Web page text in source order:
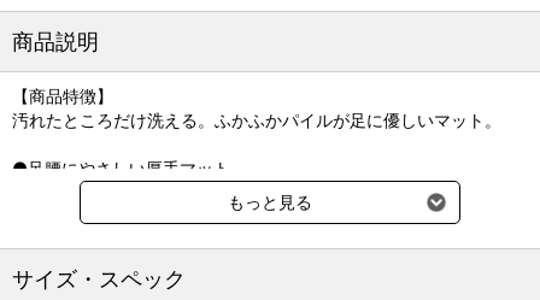
商品説明
【商品特徴】
汚れたところだけ洗える。ふかふかパイルが足に優しいマット。
●足腰にやさしい厚手マット
毛足が長めでやわらかな踏み心地。愛犬の足腰への負担に配慮した
マットです。
●並べてもきれい
特殊な加工により、マットを並べたときの継ぎ目が目立ちにくい仕
もっと見る
サイズ・スペック